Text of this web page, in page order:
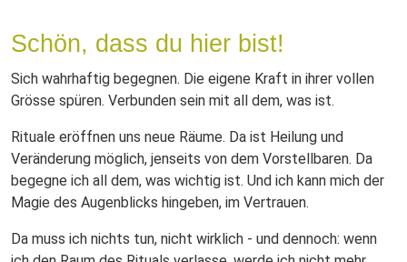
Schön, dass du hier bist!
Sich wahrhaftig begegnen. Die eigene Kraft in ihrer vollen
Grösse spüren. Verbunden sein mit all dem, was ist.
Rituale eröffnen uns neue Räume. Da ist Heilung und
Veränderung möglich, jenseits von dem Vorstellbaren. Da
begegne ich all dem, was wichtig ist. Und ich kann mich der
Magie des Augenblicks hingeben, im Vertrauen.
Da muss ich nichts tun, nicht wirklich - und dennoch: wenn